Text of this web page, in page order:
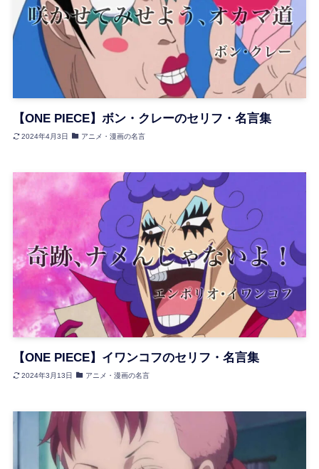
【ONE PIECE】ボン・クレーのセリフ・名言集
2024年4月3日 アニメ・漫画の名言
【ONE PIECE】イワンコフのセリフ・名言集
2024年3月13日 アニメ・漫画の名言